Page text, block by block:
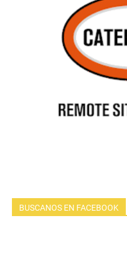
BUSCANOS EN FACEBOOK